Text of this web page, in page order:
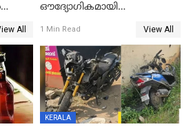
രൂപ
All
ഔദ്യോഗികമായി
കണ്ടെത്താൻ ഇന്ന് കോർ
കമ്മിറ്റി കൂടിയില്ല';
അതൃപ്തിയുമായി ദീപ്തി മേരി
വർഗീസ്
1 Min Read View All
KERALA